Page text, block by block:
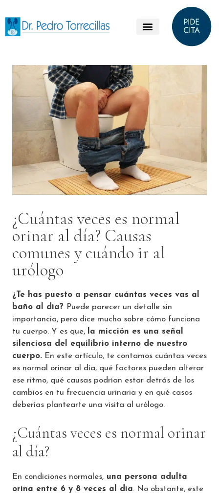
¿Cuántas veces es normal
orinar al día? Causas
comunes y cuándo ir al
urólogo
¿Te has puesto a pensar cuántas veces vas al
baño al día? Puede parecer un detalle sin
importancia, pero dice mucho sobre cómo funciona
tu cuerpo. Y es que,
la micción es una señal
silenciosa del equilibrio interno de nuestro
cuerpo. En este artículo, te contamos cuántas veces
es normal orinar al día, qué factores pueden alterar
ese ritmo, qué causas podrían estar detrás de los
cambios en tu frecuencia urinaria y en qué casos
deberías plantearte una visita al urólogo.
¿Cuántas veces es normal orinar
al día?
En condiciones normales, una persona adulta
orina entre 6 y 8 veces al día. No obstante, este